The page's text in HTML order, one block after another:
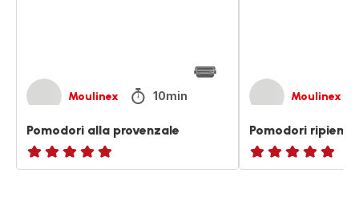
Moulinex 10min
Pomodori alla provenzale
ratings.NaN
Moulinex
Pomodori ripieni
ratings.NaN